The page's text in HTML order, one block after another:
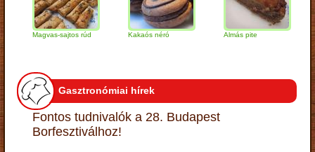
Magvas-sajtos rúd Kakaós néró Almás pite
Gasztronómiai hírek
Fontos tudnivalók a 28. Budapest
Borfesztiválhoz!